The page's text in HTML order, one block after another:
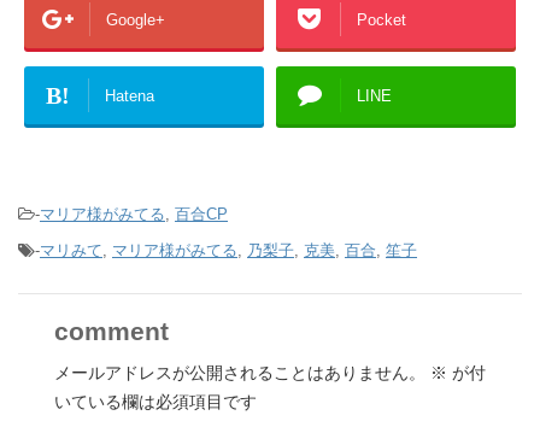
Google+ Pocket
B! Hatena LINE
-マリア様がみてる, 百合CP
-マリみて, マリア様がみてる, 乃梨子, 克美, 百合, 笙子
comment
メールアドレスが公開されることはありません。 ※ が付
いている欄は必須項目です